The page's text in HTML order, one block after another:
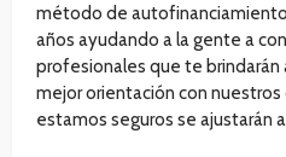
método de
años ayudando a la gente a
profesionales que te brindarán
mejor orientación con
estamos seguros se ajustarán